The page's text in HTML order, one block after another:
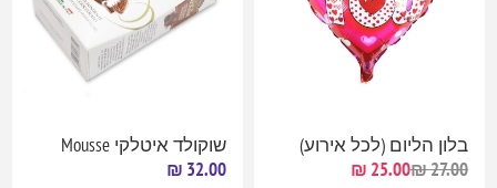
בלון הליום (לכל אירוע)
27.00 ₪
25.00 ₪
שוקולד איטלקי Mousse
32.00 ₪